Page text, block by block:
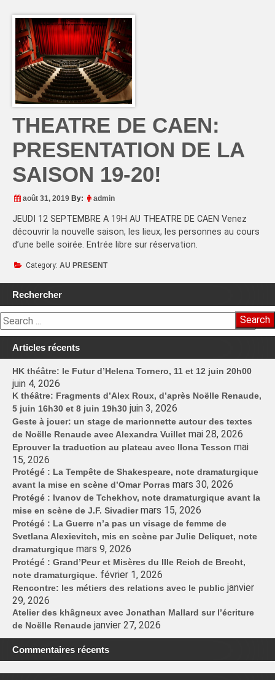
THEATRE DE CAEN:
PRESENTATION DE LA
SAISON 19-20!
août 31, 2019 By: admin
JEUDI 12 SEPTEMBRE A 19H AU THEATRE DE CAEN Venez
découvrir la nouvelle saison, les lieux, les personnes au cours
d’une belle soirée. Entrée libre sur réservation.
Category: AU PRESENT
Rechercher
Search
Articles récents
HK théâtre: le Futur d’Helena Tornero, 11 et 12 juin 20h00
juin 4, 2026
K théâtre: Fragments d’Alex Roux, d’après Noëlle Renaude,
5 juin 16h30 et 8 juin 19h30 juin 3, 2026
Geste à jouer: un stage de marionnette autour des textes
de Noëlle Renaude avec Alexandra Vuillet mai 28, 2026
Eprouver la traduction au plateau avec Ilona Tesson mai
15, 2026
Protégé : La Tempête de Shakespeare, note dramaturgique
avant la mise en scène d’Omar Porras mars 30, 2026
Protégé : Ivanov de Tchekhov, note dramaturgique avant la
mise en scène de J.F. Sivadier mars 15, 2026
Protégé : La Guerre n’a pas un visage de femme de
Svetlana Alexievitch, mis en scène par Julie Deliquet, note
dramaturgique mars 9, 2026
Protégé : Grand’Peur et Misères du IIIe Reich de Brecht,
note dramaturgique. février 1, 2026
Rencontre: les métiers des relations avec le public janvier
29, 2026
Atelier des khâgneux avec Jonathan Mallard sur l’écriture
de Noëlle Renaude janvier 27, 2026
Commentaires récents